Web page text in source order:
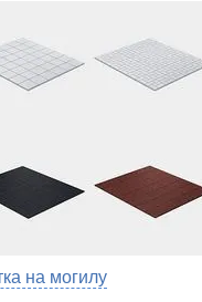
на могилу